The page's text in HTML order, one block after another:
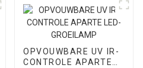
OPVOUWBARE UV IR-
CONTROLE APARTE